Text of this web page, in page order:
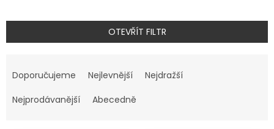
OTEVŘÍT FILTR
a
e
Doporučujeme Nejlevnější
Nejdražší
Nejprodávanější
Abecedně